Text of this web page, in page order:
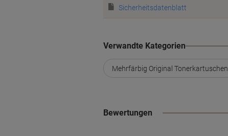
Sicherheitsdatenblatt
Verwandte Kategorien
Mehrfärbig Original Tonerkartuschen
Bewertungen